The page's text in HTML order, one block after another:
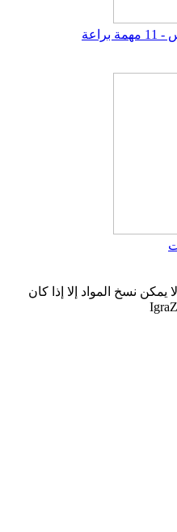
حقوق الطبع والنشر © 2010-2023 لا يمكن نسخ المواد إلا إذا كان